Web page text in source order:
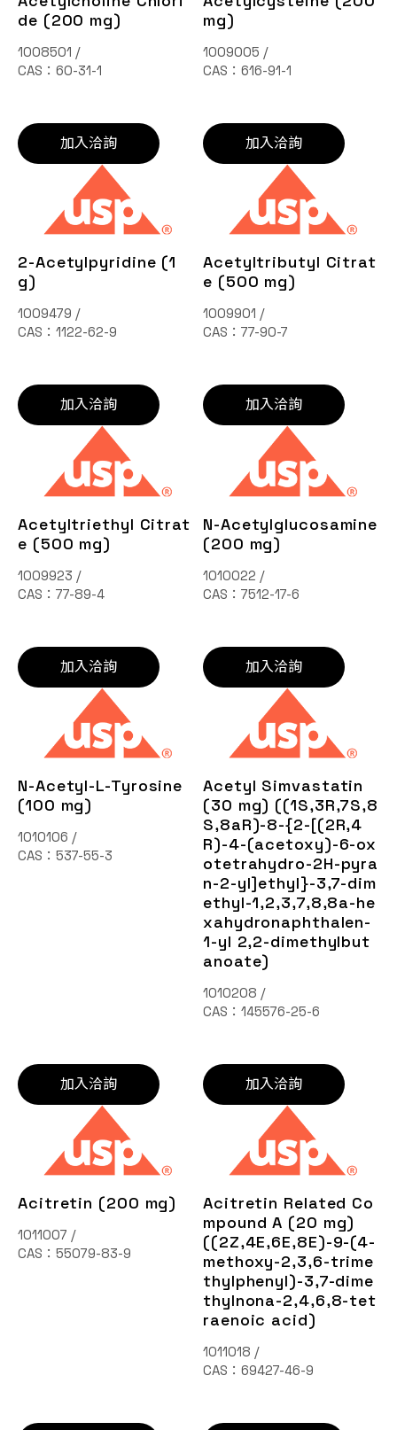
de (200 mg)
1008501 /
CAS：60-31-1
加入洽詢
mg)
1009005 /
CAS：616-91-1
加入洽詢
2-Acetylpyridine (1
g)
1009479 /
CAS：1122-62-9
加入洽詢
Acetyltributyl Citrat
e (500 mg)
1009901 /
CAS：77-90-7
加入洽詢
Acetyltriethyl Citrat
e (500 mg)
1009923 /
CAS：77-89-4
加入洽詢
N-Acetylglucosamine
(200 mg)
1010022 /
CAS：7512-17-6
加入洽詢
N-Acetyl-L-Tyrosine
(100 mg)
1010106 /
CAS：537-55-3
加入洽詢
Acetyl Simvastatin
(30 mg) ((1S,3R,7S,8
S,8aR)-8-{2-[(2R,4
R)-4-(acetoxy)-6-ox
otetrahydro-2H-pyra
n-2-yl]ethyl}-3,7-dim
ethyl-1,2,3,7,8,8a-he
xahydronaphthalen-
1-yl 2,2-dimethylbut
anoate)
1010208 /
CAS：145576-25-6
加入洽詢
Acitretin (200 mg)
1011007 /
CAS：55079-83-9
Acitretin Related Co
mpound A (20 mg)
((2Z,4E,6E,8E)-9-(4-
methoxy-2,3,6-trime
thylphenyl)-3,7-dime
thylnona-2,4,6,8-tet
raenoic acid)
1011018 /
CAS：69427-46-9